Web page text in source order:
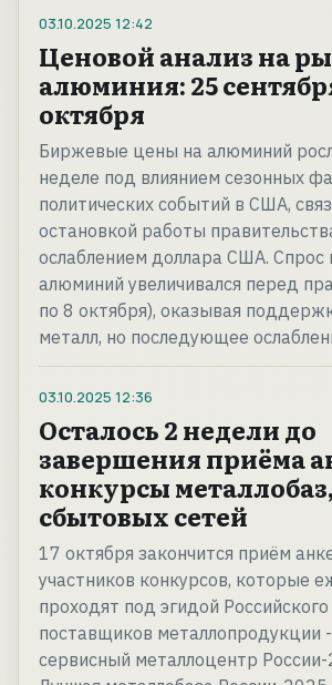
03.10.2025 12:42
Ценовой анализ на
алюминия: 25
октября
Биржевые цены на алюминий
неделе под влиянием сезонных
политических событий в США,
остановкой работы
ослаблением доллара США. Спрос
алюминий увеличивался перед
по 8 октября), оказывая
металл, но последующее
03.10.2025 12:36
Осталось 2 недели до
завершения приёма
конкурсы
сбытовых сетей
17 октября закончится приём
участников конкурсов, которые
проходят под эгидой
поставщиков металлопродукции
сервисный металлоцентр